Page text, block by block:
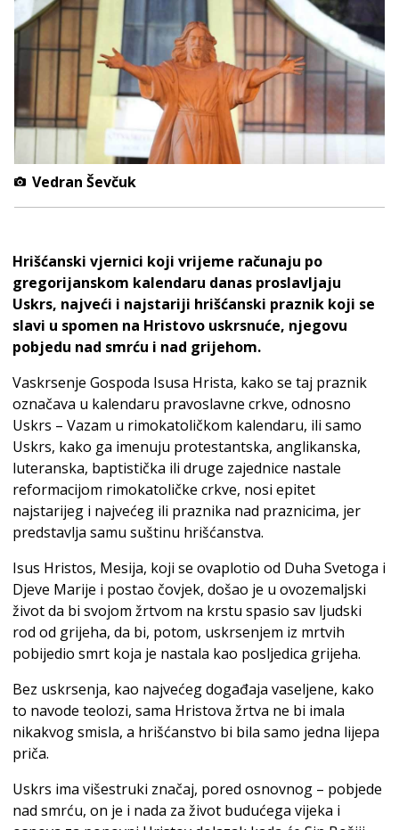
Vedran Ševčuk
Hrišćanski vjernici koji vrijeme računaju po
gregorijanskom kalendaru danas proslavljaju
Uskrs, najveći i najstariji hrišćanski praznik koji se
slavi u spomen na Hristovo uskrsnuće, njegovu
pobjedu nad smrću i nad grijehom.
Vaskrsenje Gospoda Isusa Hrista, kako se taj praznik
označava u kalendaru pravoslavne crkve, odnosno
Uskrs – Vazam u rimokatoličkom kalendaru, ili samo
Uskrs, kako ga imenuju protestantska, anglikanska,
luteranska, baptistička ili druge zajednice nastale
reformacijom rimokatoličke crkve, nosi epitet
najstarijeg i najvećeg ili praznika nad praznicima, jer
predstavlja samu suštinu hrišćanstva.
Isus Hristos, Mesija, koji se ovaplotio od Duha Svetoga i
Djeve Marije i postao čovjek, došao je u ovozemaljski
život da bi svojom žrtvom na krstu spasio sav ljudski
rod od grijeha, da bi, potom, uskrsenjem iz mrtvih
pobijedio smrt koja je nastala kao posljedica grijeha.
Bez uskrsenja, kao najvećeg događaja vaseljene, kako
to navode teolozi, sama Hristova žrtva ne bi imala
nikakvog smisla, a hrišćanstvo bi bila samo jedna lijepa
priča.
Uskrs ima višestruki značaj, pored osnovnog – pobjede
nad smrću, on je i nada za život budućega vijeka i